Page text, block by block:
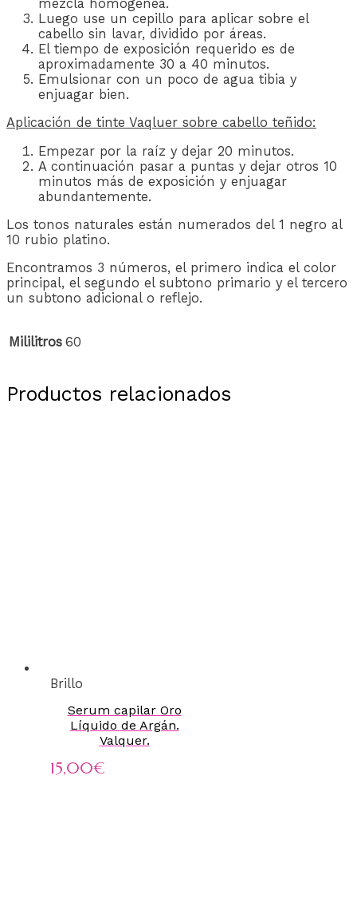
mezcla homogénea.
Luego use un cepillo para aplicar sobre el
cabello sin lavar, dividido por áreas.
El tiempo de exposición requerido es de
aproximadamente 30 a 40 minutos.
Emulsionar con un poco de agua tibia y
enjuagar bien.
Aplicación de tinte Vaqluer sobre cabello teñido:
Empezar por la raíz y dejar 20 minutos.
A continuación pasar a puntas y dejar otros 10
minutos más de exposición y enjuagar
abundantemente.
Los tonos naturales están numerados del 1 negro al
10 rubio platino.
Encontramos 3 números, el primero indica el color
principal, el segundo el subtono primario y el tercero
un subtono adicional o reflejo.
Mililitros 60
Productos relacionados
Brillo
Serum capilar Oro
Líquido de Argán.
Valquer.
15,00€